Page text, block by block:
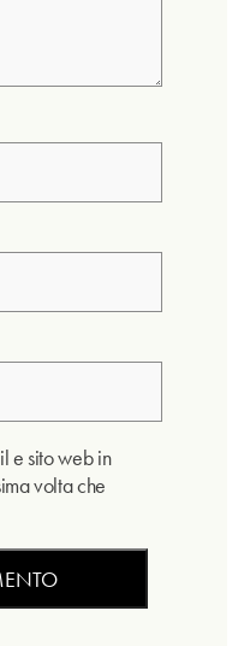
e sito web in
volta che